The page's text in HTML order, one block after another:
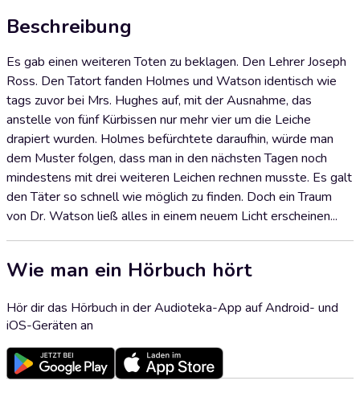
Beschreibung
Es gab einen weiteren Toten zu beklagen. Den Lehrer Joseph
Ross. Den Tatort fanden Holmes und Watson identisch wie
tags zuvor bei Mrs. Hughes auf, mit der Ausnahme, das
anstelle von fünf Kürbissen nur mehr vier um die Leiche
drapiert wurden. Holmes befürchtete daraufhin, würde man
dem Muster folgen, dass man in den nächsten Tagen noch
mindestens mit drei weiteren Leichen rechnen musste. Es galt
den Täter so schnell wie möglich zu finden. Doch ein Traum
von Dr. Watson ließ alles in einem neuem Licht erscheinen...
Wie man ein Hörbuch hört
Hör dir das Hörbuch in der Audioteka-App auf Android- und
iOS-Geräten an